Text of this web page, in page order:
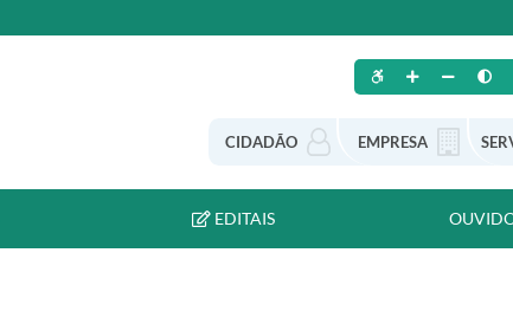
CIDADÃO EMPRESA
EDITAIS